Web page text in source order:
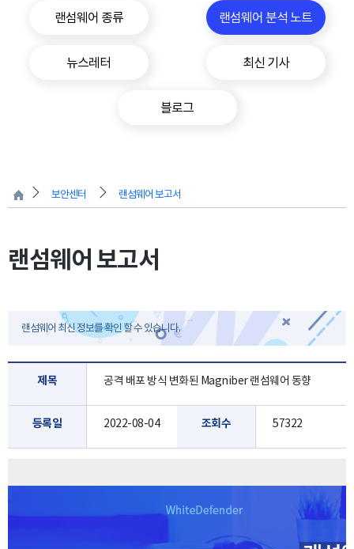
랜섬웨어 종류 랜섬웨어 분석 노트
뉴스레터 최신 기사
블로그
보안센터 랜섬웨어 보고서
랜섬웨어 보고서
랜섬웨어 최신 정보를 확인 할 수 있습니다.
제목 공격 배포 방식 변화된 Magniber 랜섬웨어 동향
등록일 2022-08-04 조회수 57322